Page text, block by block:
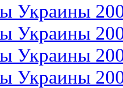
Украины
Украины
Украины
Украины